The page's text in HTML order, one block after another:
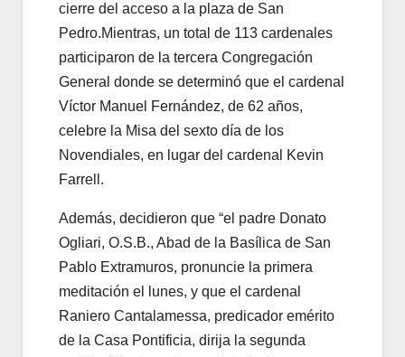
cierre del acceso a la plaza de San
Pedro.Mientras, un total de 113 cardenales
participaron de la tercera Congregación
General donde se determinó que el cardenal
Víctor Manuel Fernández, de 62 años,
celebre la Misa del sexto día de los
Novendiales, en lugar del cardenal Kevin
Farrell.
Además, decidieron que “el padre Donato
Ogliari, O.S.B., Abad de la Basílica de San
Pablo Extramuros, pronuncie la primera
meditación el lunes, y que el cardenal
Raniero Cantalamessa, predicador emérito
de la Casa Pontificia, dirija la segunda